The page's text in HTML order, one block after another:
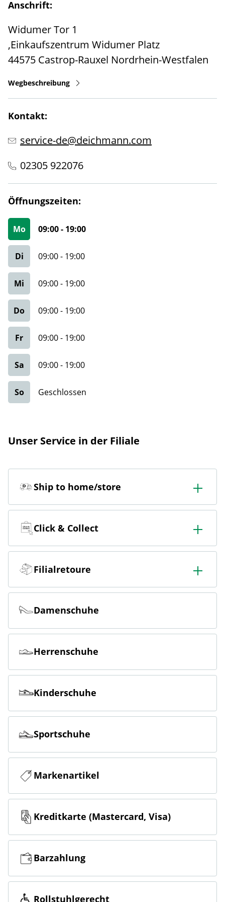
Anschrift:
Widumer Tor 1
,Einkaufszentrum Widumer Platz
44575 Castrop-Rauxel Nordrhein-Westfalen
Wegbeschreibung
Kontakt:
service-de@deichmann.com
02305 922076
Öffnungszeiten:
Mo 09:00- 19:00
Di 09:00- 19:00
Mi 09:00- 19:00
Do 09:00- 19:00
Fr 09:00- 19:00
Sa 09:00- 19:00
So Geschlossen
Unser Service in der Filiale
Ship to home/store
In der Filiale bestellen & in die Filiale oder nach Hause
liefern lassen.
Click & Collect
Online bestellen & kostenlos hier in der Filiale abholen
Filialretoure
Online bestellen & kostenlos in der Filiale zurückgeben
Damenschuhe
Herrenschuhe
Kinderschuhe
Sportschuhe
Markenartikel
Kreditkarte (Mastercard, Visa)
Barzahlung
Rollstuhlgerecht